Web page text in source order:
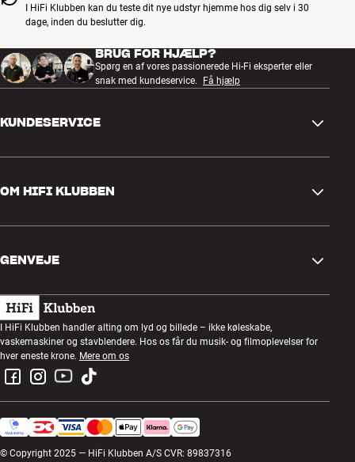
I HiFi Klubben kan du teste dit nye udstyr hjemme hos dig selv i 30
dage, inden du beslutter dig.
BRUG FOR HJÆLP?
Spørg en af vores passionerede Hi-Fi eksperter eller
snak med kundeservice.
Få hjælp
KUNDESERVICE
Retur og reklamation
Fortryd ordre
Handelsbetingelser
Privatlivspolitik
OM HIFI KLUBBEN
Kundeklub
Lytteaften
Konkurrencer
Job i HiFi Klubben
GENVEJE
Gavekort
Byg med lyd
Montering og installation
Retur af el-affald
Produktanmeldelser
I HiFi Klubben handler alting om lyd og billede – ikke køleskabe,
vaskemaskiner og stavblendere. Hos os får du musik- og filmoplevelser for
hver eneste krone. Mere om os
© Copyright 2025 — HiFi Klubben A/S CVR: 89837316